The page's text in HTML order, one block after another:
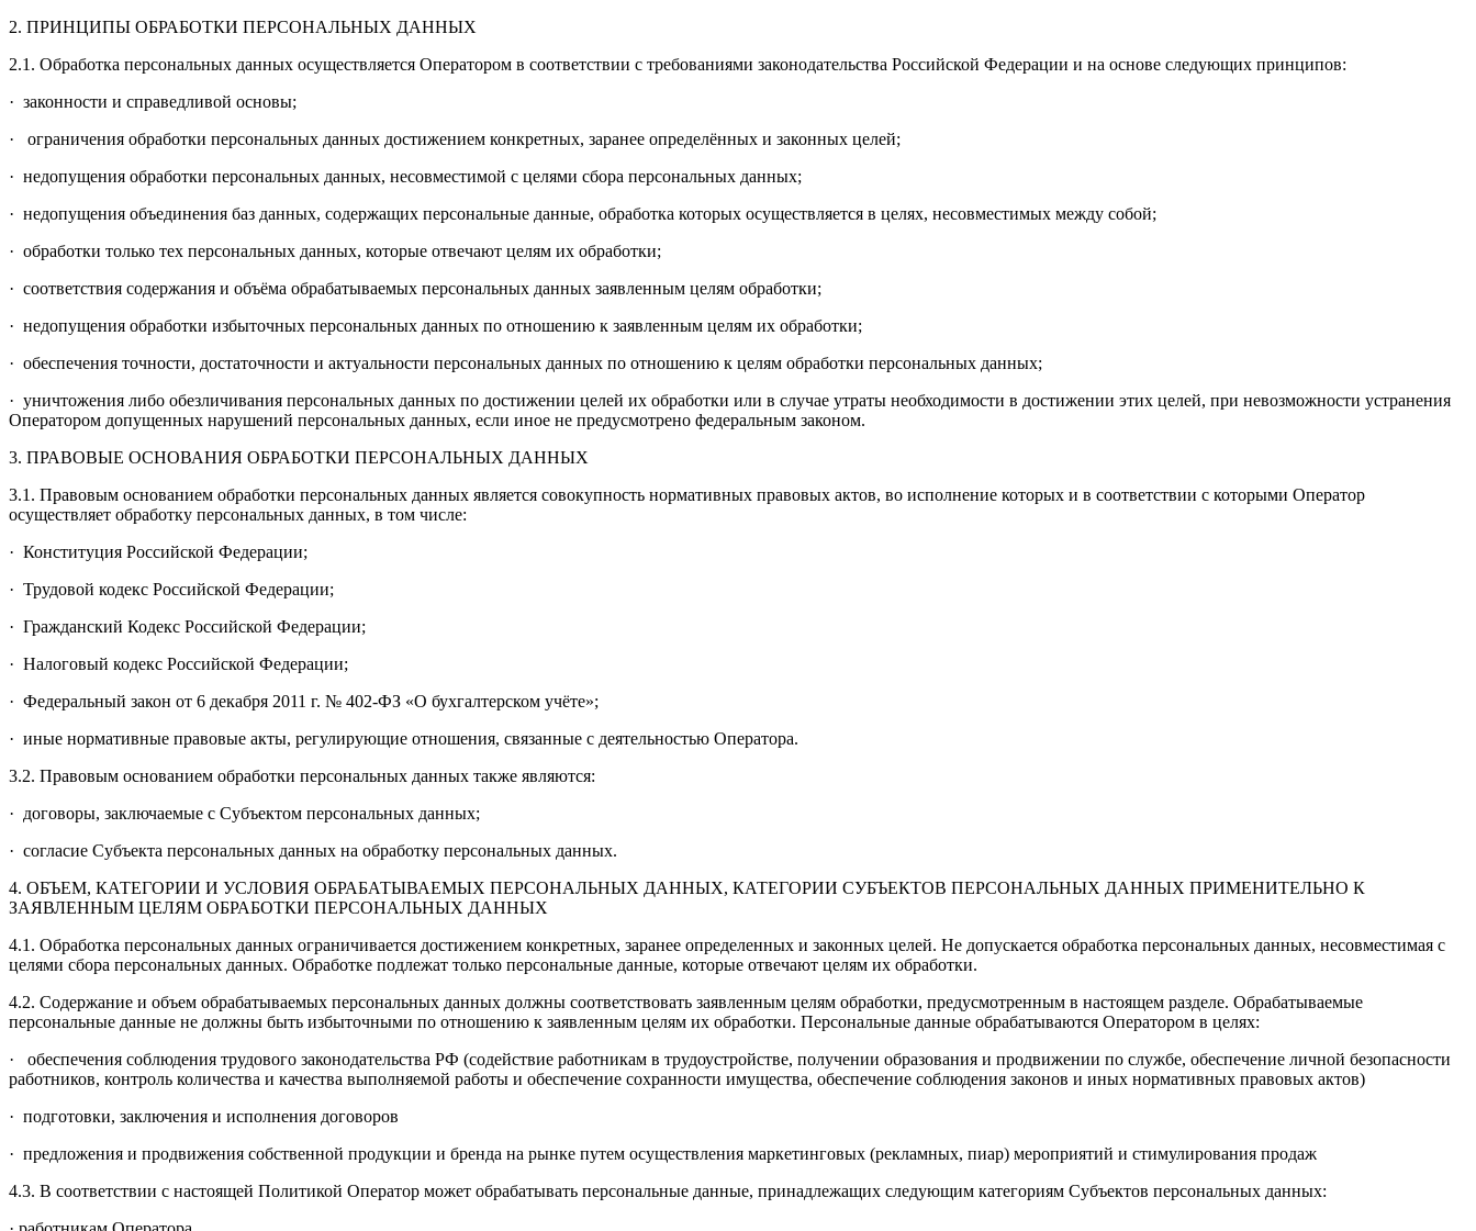
2. ПРИНЦИПЫ ОБРАБОТКИ ПЕРСОНАЛЬНЫХ ДАННЫХ
2.1. Обработка персональных данных осуществляется Оператором в соответствии с требованиями законодательства Российской Федерации и на основе следующих принципов:
· законности и справедливой основы;
· ограничения обработки персональных данных достижением конкретных, заранее определённых и законных целей;
· недопущения обработки персональных данных, несовместимой с целями сбора персональных данных;
· недопущения объединения баз данных, содержащих персональные данные, обработка которых осуществляется в целях, несовместимых между собой;
· обработки только тех персональных данных, которые отвечают целям их обработки;
· соответствия содержания и объёма обрабатываемых персональных данных заявленным целям обработки;
· недопущения обработки избыточных персональных данных по отношению к заявленным целям их обработки;
· обеспечения точности, достаточности и актуальности персональных данных по отношению к целям обработки персональных данных;
· уничтожения либо обезличивания персональных данных по достижении целей их обработки или в случае утраты необходимости в достижении этих целей, при невозможности устранения
Оператором допущенных нарушений персональных данных, если иное не предусмотрено федеральным законом.
3. ПРАВОВЫЕ ОСНОВАНИЯ ОБРАБОТКИ ПЕРСОНАЛЬНЫХ ДАННЫХ
3.1. Правовым основанием обработки персональных данных является совокупность нормативных правовых актов, во исполнение которых и в соответствии с которыми Оператор
осуществляет обработку персональных данных, в том числе:
· Конституция Российской Федерации;
· Трудовой кодекс Российской Федерации;
· Гражданский Кодекс Российской Федерации;
· Налоговый кодекс Российской Федерации;
· Федеральный закон от 6 декабря 2011 г. № 402-ФЗ «О бухгалтерском учёте»;
· иные нормативные правовые акты, регулирующие отношения, связанные с деятельностью Оператора.
3.2. Правовым основанием обработки персональных данных также являются:
· договоры, заключаемые с Субъектом персональных данных;
· согласие Субъекта персональных данных на обработку персональных данных.
4. ОБЪЕМ, КАТЕГОРИИ И УСЛОВИЯ ОБРАБАТЫВАЕМЫХ ПЕРСОНАЛЬНЫХ ДАННЫХ, КАТЕГОРИИ СУБЪЕКТОВ ПЕРСОНАЛЬНЫХ ДАННЫХ ПРИМЕНИТЕЛЬНО К
ЗАЯВЛЕННЫМ ЦЕЛЯМ ОБРАБОТКИ ПЕРСОНАЛЬНЫХ ДАННЫХ
4.1. Обработка персональных данных ограничивается достижением конкретных, заранее определенных и законных целей. Не допускается обработка персональных данных, несовместимая с
целями сбора персональных данных. Обработке подлежат только персональные данные, которые отвечают целям их обработки.
4.2. Содержание и объем обрабатываемых персональных данных должны соответствовать заявленным целям обработки, предусмотренным в настоящем разделе. Обрабатываемые
персональные данные не должны быть избыточными по отношению к заявленным целям их обработки. Персональные данные обрабатываются Оператором в целях:
· обеспечения соблюдения трудового законодательства РФ (содействие работникам в трудоустройстве, получении образования и продвижении по службе, обеспечение личной безопасности
работников, контроль количества и качества выполняемой работы и обеспечение сохранности имущества, обеспечение соблюдения законов и иных нормативных правовых актов)
· подготовки, заключения и исполнения договоров
· предложения и продвижения собственной продукции и бренда на рынке путем осуществления маркетинговых (рекламных, пиар) мероприятий и стимулирования продаж
4.3. В соответствии с настоящей Политикой Оператор может обрабатывать персональные данные, принадлежащих следующим категориям Субъектов персональных данных: